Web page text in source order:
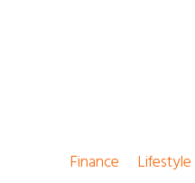
Finance Lifestyle